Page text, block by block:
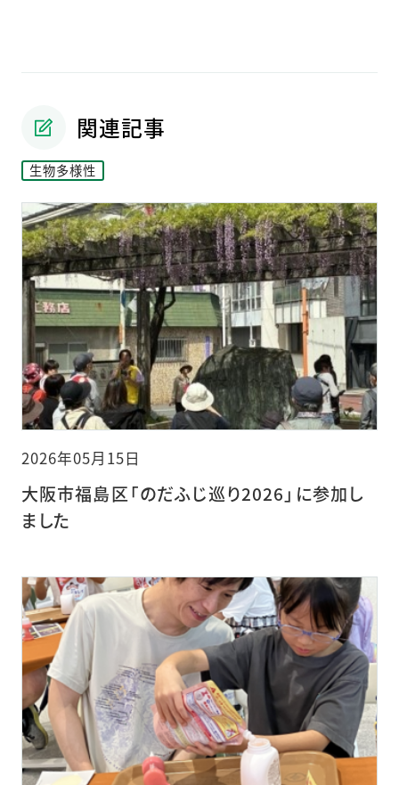
関連記事
生物多様性
2026年05月15日
大阪市福島区「のだふじ巡り2026」に参加し
ました